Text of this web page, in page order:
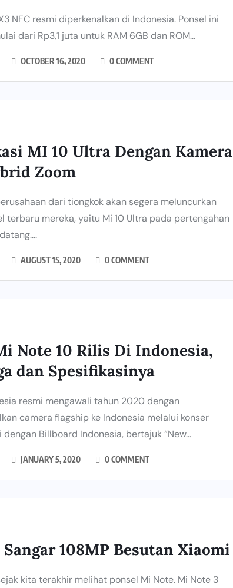
NFC resmi diperkenalkan di Indonesia. Ponsel ini
dari Rp3,1 juta untuk RAM 6GB dan ROM...
OCTOBER 16, 2020 0 COMMENT
MI 10 Ultra Dengan Kamera
Zoom
dari tiongkok akan segera meluncurkan
terbaru mereka, yaitu Mi 10 Ultra pada pertengahan
AUGUST 15, 2020 0 COMMENT
Note 10 Rilis Di Indonesia,
dan Spesifikasinya
resmi mengawali tahun 2020 dengan
camera flagship ke Indonesia melalui konser
Billboard Indonesia, bertajuk “New...
JANUARY 5, 2020 0 COMMENT
108MP Besutan Xiaomi
kita terakhir melihat ponsel Mi Note. Mi Note 3